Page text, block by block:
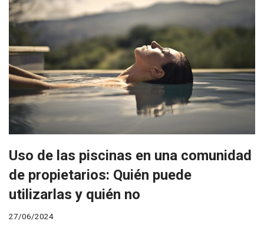
Uso de las piscinas en una comunidad
de propietarios: Quién puede
utilizarlas y quién no
27/06/2024